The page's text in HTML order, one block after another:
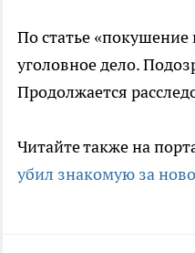
По статье
уголовное дело.
Продолжается
Читайте также на
убил знакомую за